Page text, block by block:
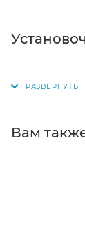
для
телефон
заказ
Вам